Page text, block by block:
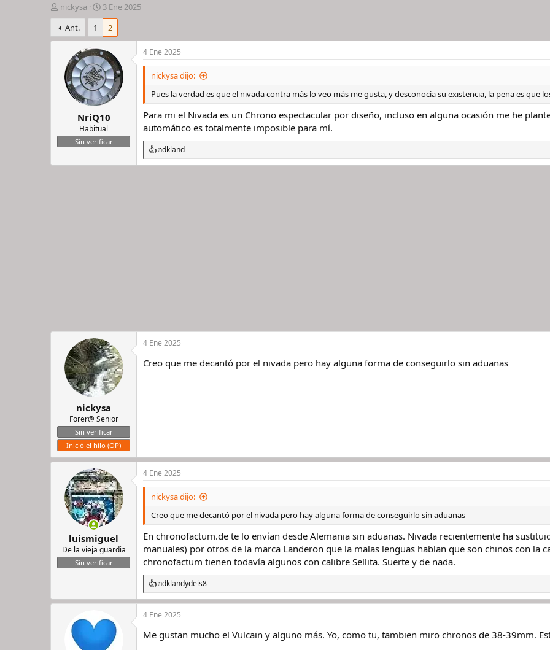
I
n
i
c
h
i
nickysa
F
e
h
a
d
e
i
n
i
c
i
o
3 Ene 2025
Ant.
1 2
NriQ10
Habitual
Sin verificar
4 Ene 2025
nickysa dijo:
Pues la verdad es que el nivada contra más lo veo más me gusta, y desconocía su existencia, la pena es que
Para mi el Nivada es un Chrono espectacular por diseño, incluso en alguna ocasión me he
automático es totalmente imposible para mí.
R
e
ndkland
nickysa
Forer@ Senior
Sin verificar
Inició el hilo (OP)
4 Ene 2025
Creo que me decantó por el nivada pero hay alguna forma de conseguirlo sin aduanas
luismiguel
De la vieja guardia
Sin verificar
4 Ene 2025
nickysa dijo:
Creo que me decantó por el nivada pero hay alguna forma de conseguirlo sin aduanas
En chronofactum.de te lo envían desde Alemania sin aduanas. Nivada recientemente ha
manuales) por otros de la marca Landeron que la malas lenguas hablan que son chinos con la
chronofactum tienen todavía algunos con calibre Sellita. Suerte y de nada.
R
e
a
c
i
ndklandydeis8
4 Ene 2025
Me gustan mucho el Vulcain y alguno más. Yo, como tu, tambien miro chronos de 38-39mm.